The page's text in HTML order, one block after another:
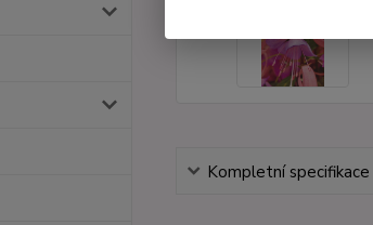
Kompletní specifikace